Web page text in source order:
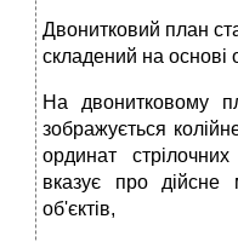
Двонитковий план
складений на основі
На двонитковому
зображується
ординат
вказує про дійсне
об'єктів,